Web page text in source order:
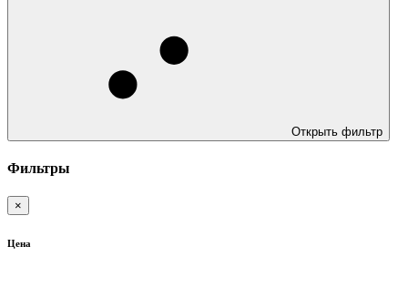
Открыть фильтр
Фильтры
×
Цена